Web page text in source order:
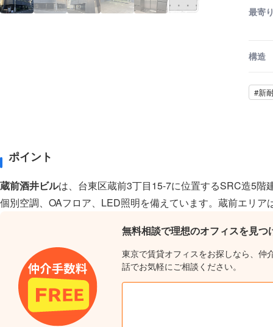
最寄
構造
#新
ポイント
蔵前酒井ビルは、台東区蔵前3丁目15-7に位置するSRC造5
個別空調、OAフロア、LED照明を備えています。蔵前エリ
無料相談で理想のオフィスを見つ
東京で賃貸オフィスをお探しなら、仲
話でお気軽にご相談ください。